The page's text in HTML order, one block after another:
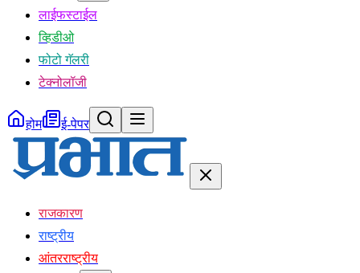
लाईफस्टाईल
व्हिडीओ
फोटो गॅलरी
टेक्नोलॉजी
होम ई-पेपर
राजकारण
राष्ट्रीय
आंतरराष्ट्रीय